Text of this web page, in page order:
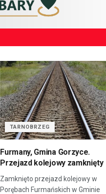
TARNOBRZEG
Furmany, Gmina Gorzyce.
Przejazd kolejowy zamknięty
Zamknięto przejazd kolejowy w
Porębach Furmańskich w Gminie